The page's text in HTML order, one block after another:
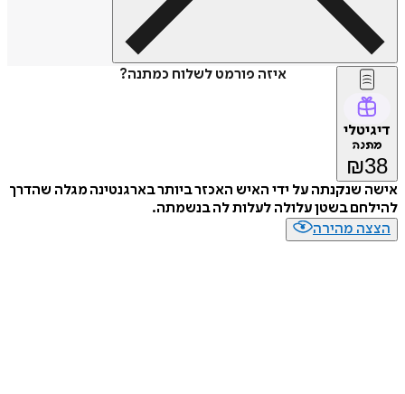
איזה פורמט לשלוח כמתנה?
דיגיטלי
מתנה
₪38
אישה שנקנתה על ידי האיש האכזר ביותר בארגנטינה מגלה שהדרך
להילחם בשטן עלולה לעלות לה בנשמתה.
הצצה מהירה